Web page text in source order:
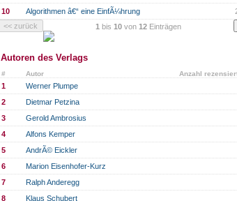
10
Algorithmen â€“ eine EinfÃ¼hrung
1 bis 10 von 12 Einträgen
Autoren des Verlags
# Anzahl
Autor
1
Werner Plumpe
2
Dietmar Petzina
3
Gerold Ambrosius
4
Alfons Kemper
5
AndrÃ© Eickler
6
Marion Eisenhofer-Kurz
7
Ralph Anderegg
8
Klaus Schubert